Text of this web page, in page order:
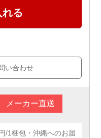
れる
い合わせ
メーカー直送
/1梱包・沖縄へのお届